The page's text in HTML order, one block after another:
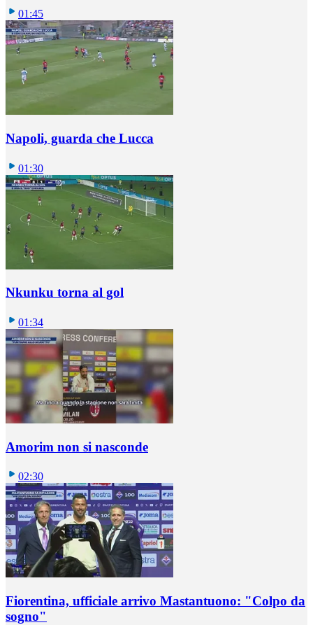
01:45
Napoli, guarda che Lucca
01:30
Nkunku torna al gol
01:34
Amorim non si nasconde
02:30
Fiorentina, ufficiale arrivo Mastantuono: "Colpo da
sogno"